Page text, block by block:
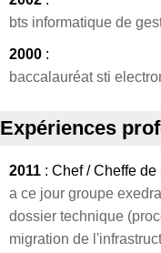
bts informatique de
2000 :
baccalauréat sti
Expériences
2011 : Chef / Cheffe
a ce jour groupe
dossier technique
migration de